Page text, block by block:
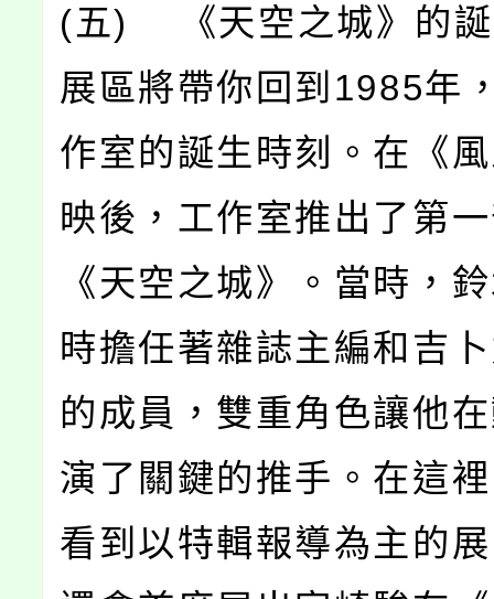
(五) 《天空之城》的誕
展區將帶你回到1985年
作室的誕生時刻。在《
映後，工作室推出了第
《天空之城》。當時，
時擔任著雜誌主編和吉
的成員，雙重角色讓他
演了關鍵的推手。在這
看到以特輯報導為主的